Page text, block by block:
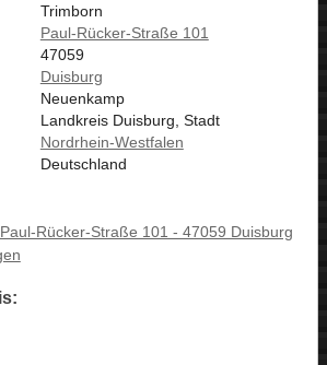
Trimborn
Paul-Rücker-Straße 101
47059
Duisburg
Neuenkamp
Landkreis Duisburg, Stadt
Nordrhein-Westfalen
Deutschland
Rücker-Straße 101 - 47059 Duisburg